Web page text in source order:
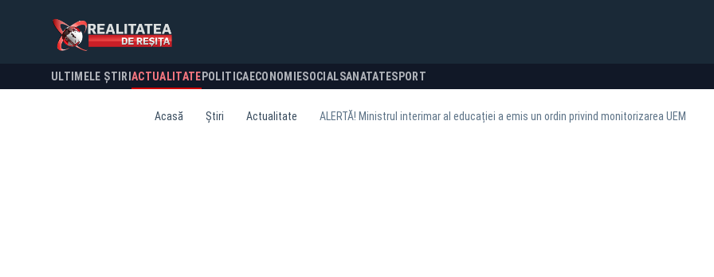
ULTIMELE ȘTIRI ACTUALITATE POLITICA ECONOMIESOCIALSANATATESPORT
Acasă Știri Actualitate ALERTĂ! Ministrul interimar al educației a emis un ordin privind monitorizarea UEM